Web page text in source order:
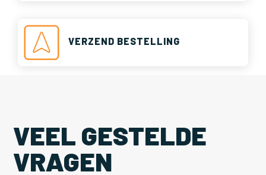
VERZEND BESTELLING
VEEL GESTELDE
VRAGEN